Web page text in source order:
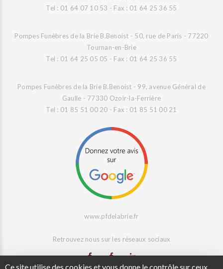
Ce site utilise des cookies et vous donne le contrôle sur ceux
Tel : 01 64 07 10 53 - Fax : 01 64 25 36 55
Pompes Funèbres de la Brie B.Benoist - 50, rue de Paris - 77220
Tournan-en-Brie
Tel : 01 64 25 05 05 - Fax : 01 64 25 36 55
Pompes Funèbres de la Brie B.Benoist - 99, avenue Général de
Gaulle - 77330 Ozoir-la-Ferrière
Tel : 01 85 51 00 20 - Fax : 01 85 51 00 21
www.pfdelabrie.fr
Retrouvez nous sur les réseaux sociaux